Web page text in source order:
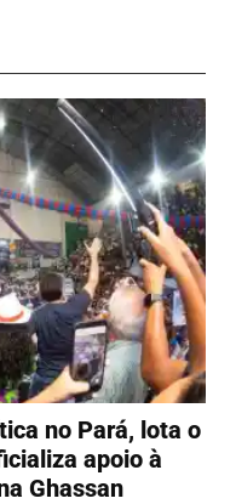
no Pará, lota o
apoio à
Ghassan